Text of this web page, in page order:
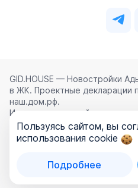
GID.HOUSE — Новостройки
в ЖК. Проектные декларации
наш.дом.рф.
Использование сайта
соглашением ,Политикой
Политикой обработки
ООО «ГИД.ХАУЗ»
Пользуясь сайтом, вы
использования cookie
Подробнее